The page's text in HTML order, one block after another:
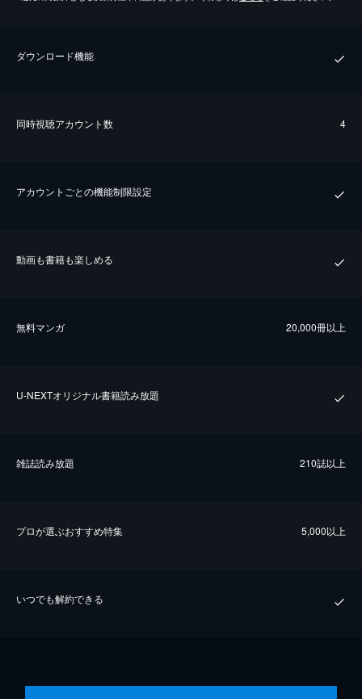
ダウンロード機能
同時視聴アカウント数 4
アカウントごとの機能制限設定
動画も書籍も楽しめる
無料マンガ 20,000冊以上
U-NEXTオリジナル書籍読み放題
雑誌読み放題 210誌以上
プロが選ぶおすすめ特集 5,000以上
いつでも解約できる